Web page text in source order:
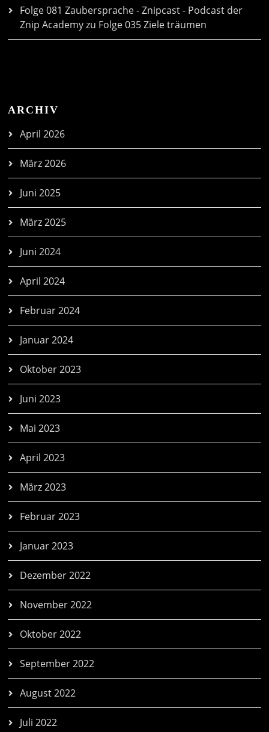
Folge 081 Zaubersprache - Znipcast - Podcast der
Znip Academyzu Folge 035 Ziele träumen
ARCHIV
April 2026
März 2026
Juni 2025
März 2025
Juni 2024
April 2024
Februar 2024
Januar 2024
Oktober 2023
Juni 2023
Mai 2023
April 2023
März 2023
Februar 2023
Januar 2023
Dezember 2022
November 2022
Oktober 2022
September 2022
August 2022
Juli 2022